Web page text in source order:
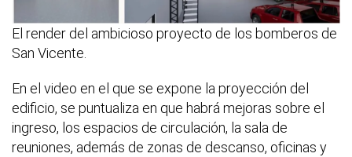
El render del ambicioso proyecto de los bomberos de
San Vicente.
En el video en el que se expone la proyección del
edificio, se puntualiza en que habrá mejoras sobre el
ingreso, los espacios de circulación, la sala de
reuniones, además de zonas de descanso, oficinas y